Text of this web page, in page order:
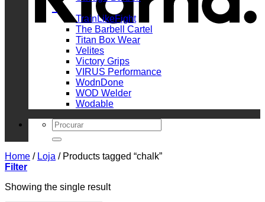
_
TrainLikeFight
The Barbell Cartel
Titan Box Wear
Velites
Victory Grips
VIRUS Performance
WodnDone
WOD Welder
Wodable
Search
for:
Home / Loja /Products tagged “chalk”
Filter
Showing the single result